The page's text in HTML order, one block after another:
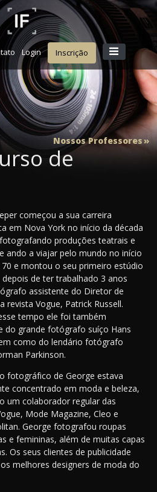
Login Inscrição
Nossos Professores
de
começou a sua carreira
em Nova York no início da década
produções teatrais e
ando a viajar pelo mundo no início
e montou o seu primeiro estúdio
de ter trabalhado 3 anos
assistente do Diretor de
revista Vogue, Patrick Russell.
tempo ele foi também
do grande fotógrafo suíço Hans
como do lendário fotógrafo
Parkinson.
fotográfico de George estava
concentrado em moda e beleza,
um colaborador regular das
Mode Magazine, Cleo e
George fotografou roupas
e femininas, além de muitas capas
Os seus clientes de publicidade
melhores designers de moda do